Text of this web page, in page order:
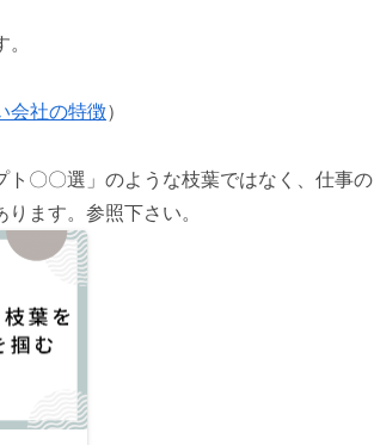
会社の特徴）
〇〇選」のような枝葉ではなく、仕事の
ます。参照下さい。